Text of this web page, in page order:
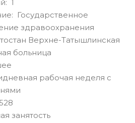
1
Государственное
здравоохранения
Верхне-Татышлинская
больница
рабочая неделя с
занятость